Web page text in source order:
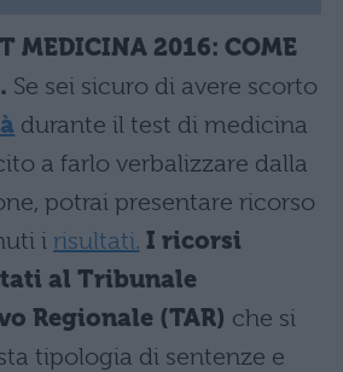
MEDICINA 2016: COME
Se sei sicuro di avere scorto
durante il test di medicina
a farlo verbalizzare dalla
potrai presentare ricorso
i risultati. I ricorsi
al Tribunale
Regionale (TAR) che si
tipologia di sentenze e